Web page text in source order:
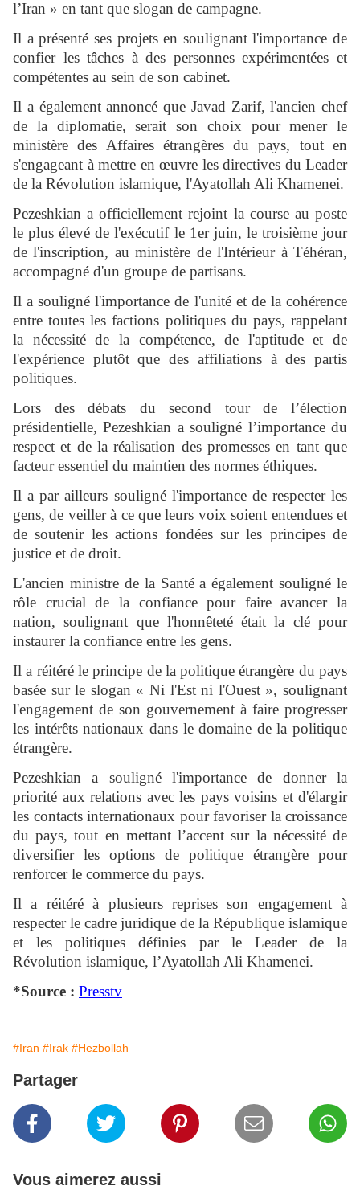
l’Iran » en tant que slogan de campagne.
Il a présenté ses projets en soulignant l'importance de
confier les tâches à des personnes expérimentées et
compétentes au sein de son cabinet.
Il a également annoncé que Javad Zarif, l'ancien chef
de la diplomatie, serait son choix pour mener le
ministère des Affaires étrangères du pays, tout en
s'engageant à mettre en œuvre les directives du Leader
de la Révolution islamique, l'Ayatollah Ali Khamenei.
Pezeshkian a officiellement rejoint la course au poste
le plus élevé de l'exécutif le 1er juin, le troisième jour
de l'inscription, au ministère de l'Intérieur à Téhéran,
accompagné d'un groupe de partisans.
Il a souligné l'importance de l'unité et de la cohérence
entre toutes les factions politiques du pays, rappelant
la nécessité de la compétence, de l'aptitude et de
l'expérience plutôt que des affiliations à des partis
politiques.
Lors des débats du second tour de l’élection
présidentielle, Pezeshkian a souligné l’importance du
respect et de la réalisation des promesses en tant que
facteur essentiel du maintien des normes éthiques.
Il a par ailleurs souligné l'importance de respecter les
gens, de veiller à ce que leurs voix soient entendues et
de soutenir les actions fondées sur les principes de
justice et de droit.
L'ancien ministre de la Santé a également souligné le
rôle crucial de la confiance pour faire avancer la
nation, soulignant que l'honnêteté était la clé pour
instaurer la confiance entre les gens.
Il a réitéré le principe de la politique étrangère du pays
basée sur le slogan « Ni l'Est ni l'Ouest », soulignant
l'engagement de son gouvernement à faire progresser
les intérêts nationaux dans le domaine de la politique
étrangère.
Pezeshkian a souligné l'importance de donner la
priorité aux relations avec les pays voisins et d'élargir
les contacts internationaux pour favoriser la croissance
du pays, tout en mettant l’accent sur la nécessité de
diversifier les options de politique étrangère pour
renforcer le commerce du pays.
Il a réitéré à plusieurs reprises son engagement à
respecter le cadre juridique de la République islamique
et les politiques définies par le Leader de la
Révolution islamique, l’Ayatollah Ali Khamenei.
*Source : Presstv
#Iran #Irak #Hezbollah
Partager
Vous aimerez aussi